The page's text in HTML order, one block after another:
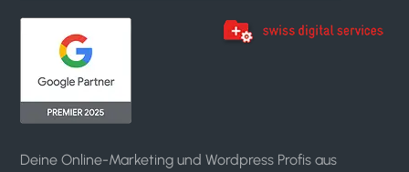
Deine Online-Marketing und Wordpress Profis aus